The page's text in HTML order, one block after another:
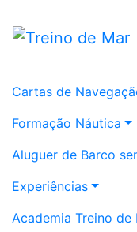
Cartas de
Formação Náutica
Aluguer de Barco
Experiências
Academia Treino de